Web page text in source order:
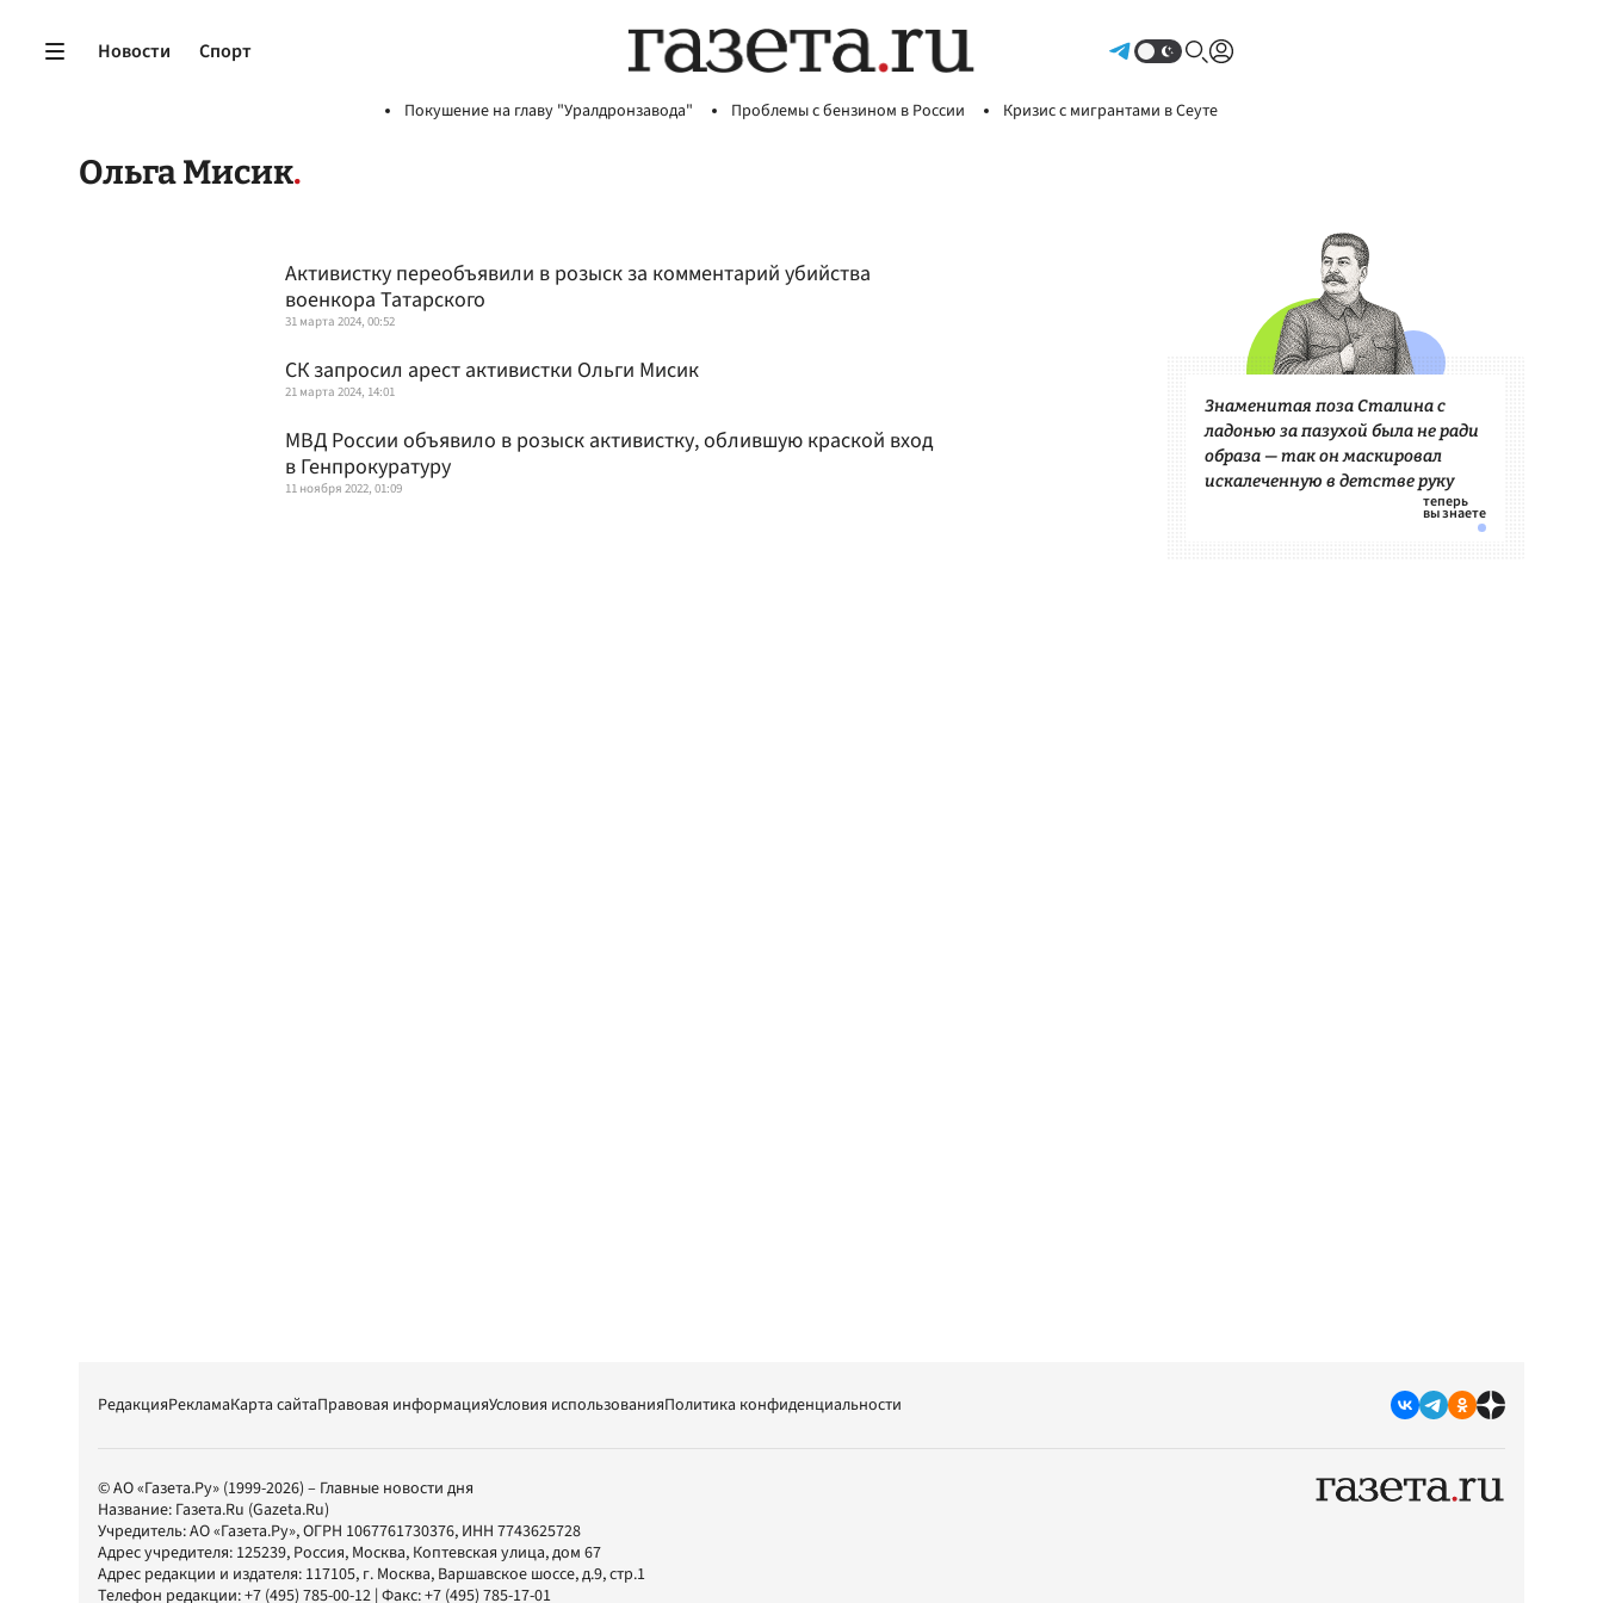
Новости Спорт
Покушение на главу "Уралдронзавода" Проблемы с бензином в России Кризис с мигрантами в Сеуте
Ольга Мисик
Активистку переобъявили в розыск за комментарий убийства
военкора Татарского
31 марта 2024, 00:52
СК запросил арест активистки Ольги Мисик
21 марта 2024, 14:01
МВД России объявило в розыск активистку, облившую краской вход
в Генпрокуратуру
11 ноября 2022, 01:09
Знаменитая поза Сталина с
ладонью за пазухой была не ради
образа — так он маскировал
искалеченную в детстве руку
РедакцияРекламаКарта сайтаПравовая информацияУсловия использованияПолитика конфиденциальности
© АО «Газета.Ру» (1999-2026) – Главные новости дня
Название: Газета.Ru (Gazeta.Ru)
Учредитель:АО «Газета.Ру», ОГРН 1067761730376, ИНН 7743625728
Адрес учредителя: 125239, Россия, Москва, Коптевская улица, дом 67
Адрес редакции и издателя: 117105, г. Москва, Варшавское шоссе, д.9, стр.1
Телефон редакции:+7 (495) 785-00-12 | Факс:+7 (495) 785-17-01